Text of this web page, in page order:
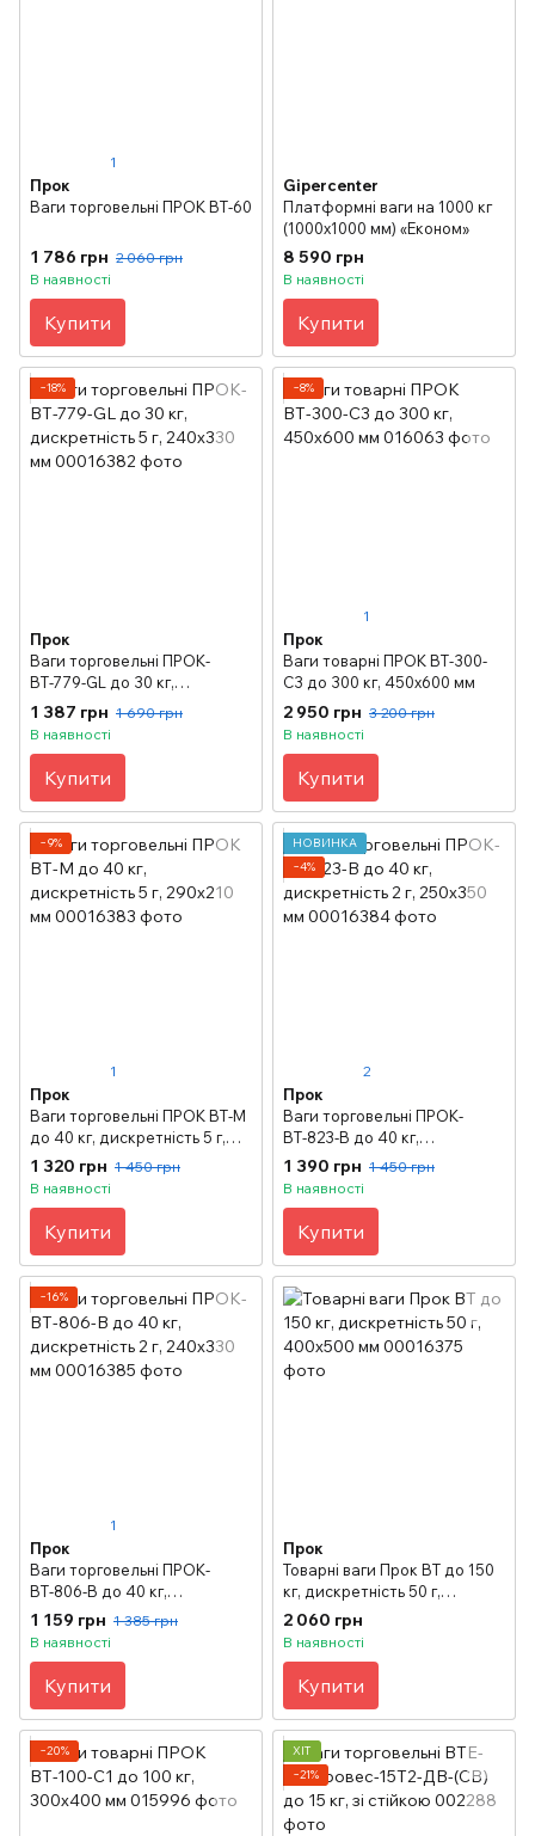
1
Прок
Ваги торговельні ПРОК ВТ-60
1 786 грн 2 060 грн
В наявності
Купити
Gipercenter
Платформні ваги на 1000 кг
(1000х1000 мм) «Економ»
8 590 грн
В наявності
Купити
−18%
Прок
Ваги торговельні ПРОК-
ВТ-779-GL до 30 кг,
дискретність 5 г, 240х330 мм
1 387 грн 1 690 грн
В наявності
Купити
−8%
1
Прок
Ваги товарні ПРОК ВТ-300-
С3 до 300 кг, 450х600 мм
2 950 грн 3 200 грн
В наявності
Купити
−9%
1
Прок
Ваги торговельні ПРОК ВТ-М
до 40 кг, дискретність 5 г,
290х210 мм
1 320 грн 1 450 грн
В наявності
Купити
НОВИНКА
−4%
2
Прок
Ваги торговельні ПРОК-
ВТ-823-В до 40 кг,
дискретність 2 г, 250х350 мм
1 390 грн 1 450 грн
В наявності
Купити
−16%
1
Прок
Ваги торговельні ПРОК-
ВТ-806-В до 40 кг,
дискретність 2 г, 240х330 мм
1 159 грн 1 385 грн
В наявності
Купити
Прок
Товарні ваги Прок ВТ до 150
кг, дискретність 50 г,
400х500 мм
2 060 грн
В наявності
Купити
−20%
ХІТ
−21%